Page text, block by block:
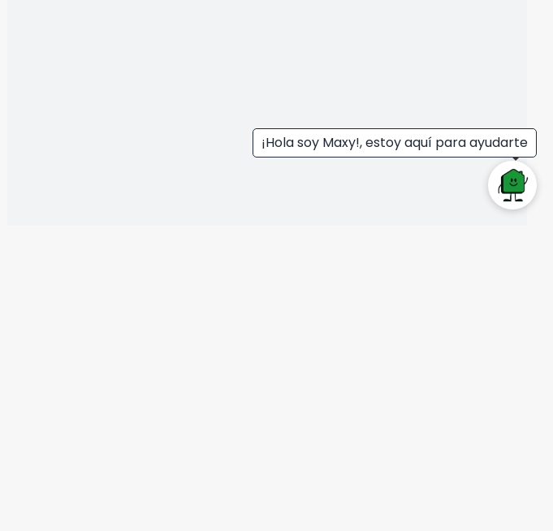
¡Hola soy Maxy!, estoy aquí para ayudarte